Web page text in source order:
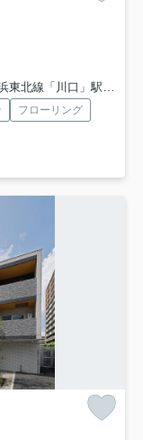
北線「川口」駅 徒歩20分
フローリング